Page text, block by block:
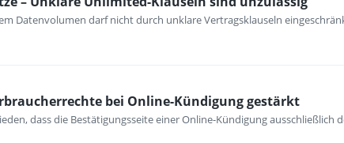
Datenvolumen darf nicht durch unklare Vertragsklauseln
bei Online-Kündigung gestärkt
dass die Bestätigungsseite einer Online-Kündigung ausschließlich